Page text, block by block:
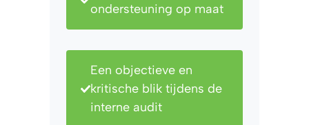
ondersteuning op maat
Een objectieve en
kritische blik tijdens de
interne audit